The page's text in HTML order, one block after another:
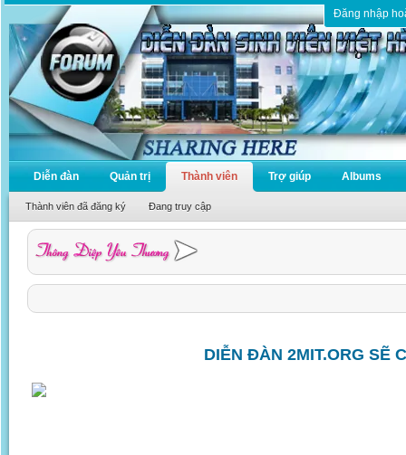
Đăng nhập
Diễn đàn Quản trị Thành viên
Thành viên đã đăng ký Đang truy cập
Trợ giúp Albums
DIỄN ĐÀN 2MIT.ORG SẼ